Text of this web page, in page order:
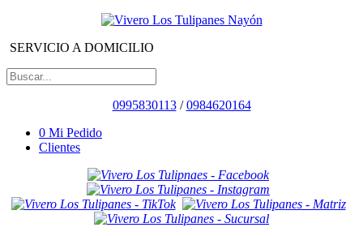
SERVICIO A DOMICILIO
0995830113/0984620164
0 Mi Pedido
Clientes